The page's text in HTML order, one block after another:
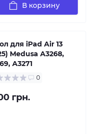
В корзину
для iPad Air 13
Medusa A3268,
A3271
0
грн.